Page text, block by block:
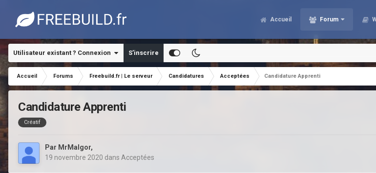
Accueil Forum
Utilisateur existant ? Connexion S’inscrire
Accueil Forums Freebuild.fr | Le serveur Candidatures Acceptées
Candidature Apprenti
Candidature Apprenti
Créatif
Par MrMalgor,
19 novembre 2020 dans Acceptées